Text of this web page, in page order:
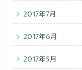
2017年7月
2017年6月
2017年5月